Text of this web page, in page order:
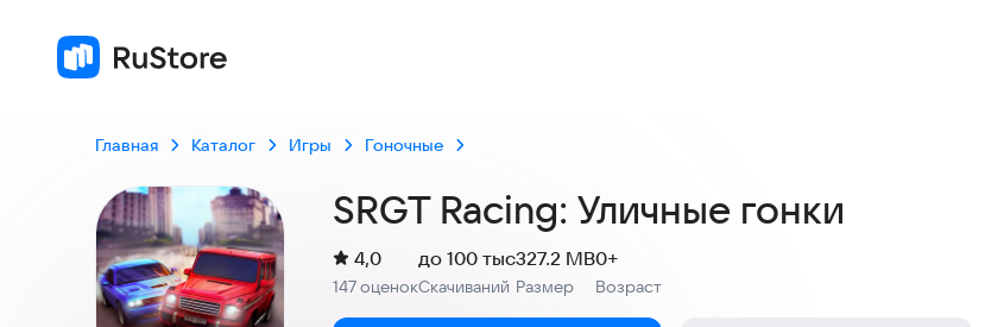
Главная Каталог Игры Гоночные
SRGT Racing: Уличные гонки
Рейтинг:
4,0
147 оценокСкачиваний
до 100 тыс
Размер
327.2 MB
Возраст
0+